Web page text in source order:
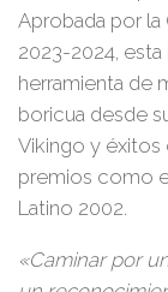
Aprobada por la
2023-2024,
herramienta de
boricua desde
Vikingo y éxitos
premios como
Latino 2002.
«Caminar por